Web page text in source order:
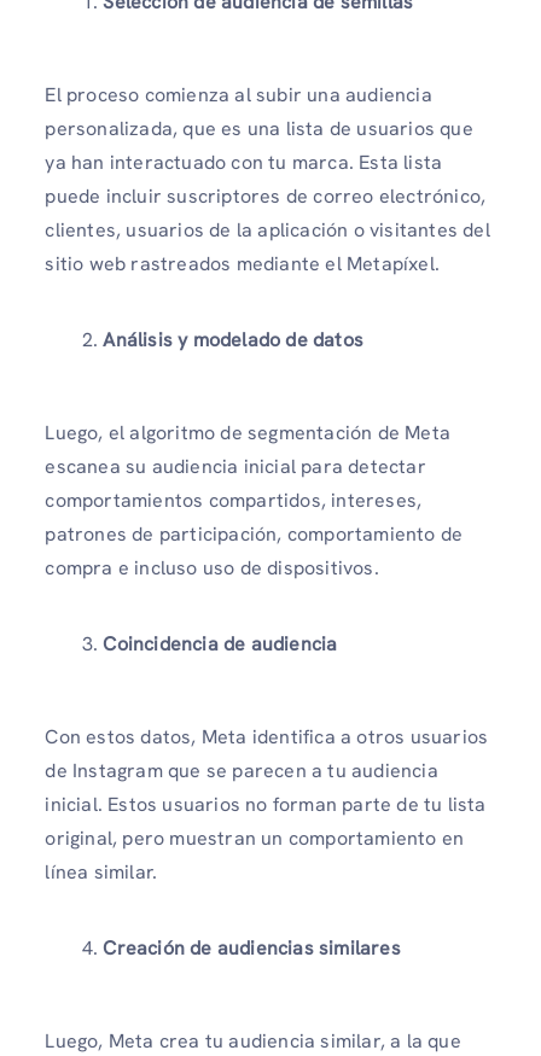
El proceso comienza al subir una audiencia
personalizada, que es una lista de usuarios que
ya han interactuado con tu marca. Esta lista
puede incluir suscriptores de correo electrónico,
clientes, usuarios de la aplicación o visitantes del
sitio web rastreados mediante el Metapíxel.
Análisis y modelado de datos
Luego, el algoritmo de segmentación de Meta
escanea su audiencia inicial para detectar
comportamientos compartidos, intereses,
patrones de participación, comportamiento de
compra e incluso uso de dispositivos.
Coincidencia de audiencia
Con estos datos, Meta identifica a otros usuarios
de Instagram que se parecen a tu audiencia
inicial. Estos usuarios no forman parte de tu lista
original, pero muestran un comportamiento en
línea similar.
Creación de audiencias similares
Luego, Meta crea tu audiencia similar, a la que